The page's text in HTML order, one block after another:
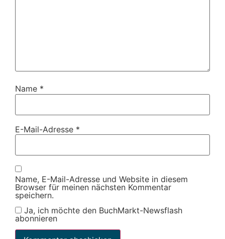
Name *
E-Mail-Adresse *
Name, E-Mail-Adresse und Website in diesem
Browser für meinen nächsten Kommentar
speichern.
Ja, ich möchte den BuchMarkt-Newsflash
abonnieren